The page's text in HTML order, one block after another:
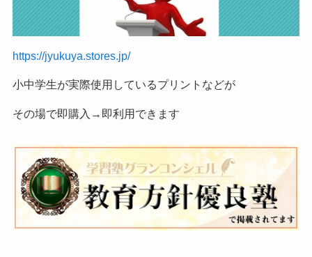
https://jyukuya.stores.jp/
小中学生が実際使用しているプリントなどが
その場で即購入→即利用できます